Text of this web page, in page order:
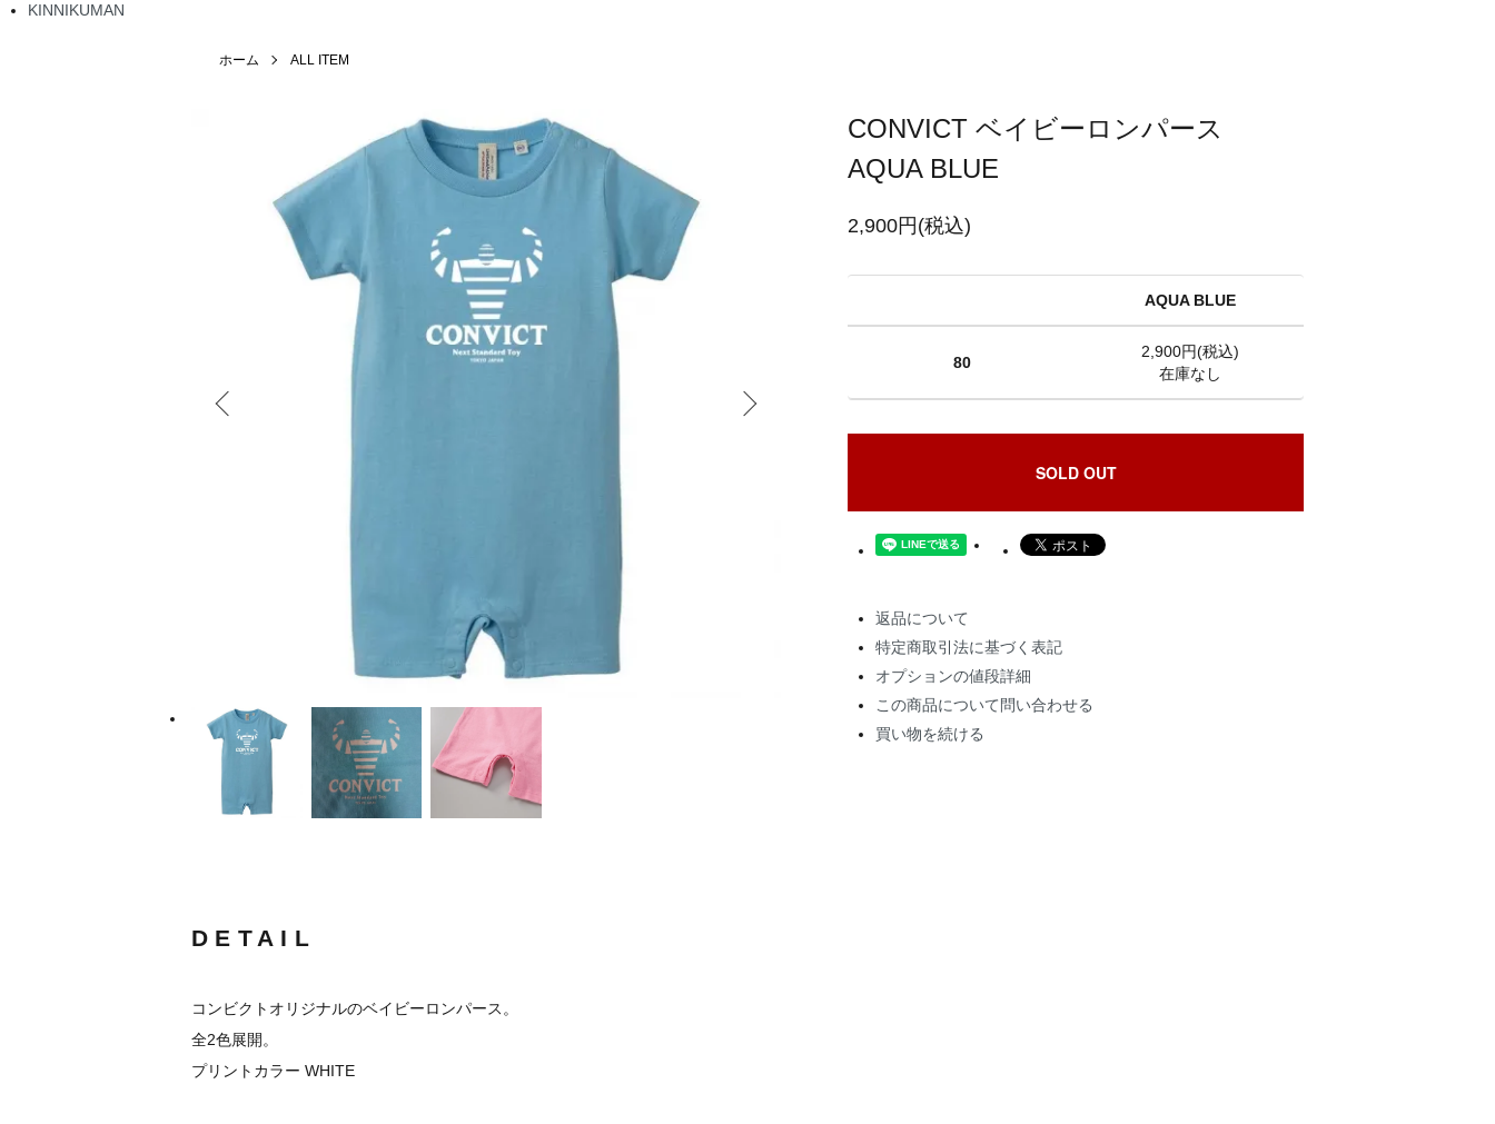
KINNIKUMAN
ホーム ALL ITEM
CONVICT ベイビーロンパース
AQUA BLUE
2,900円(税込)
AQUA BLUE
80
2,900円(税込)
在庫なし
SOLD OUT
返品について
特定商取引法に基づく表記
オプションの値段詳細
この商品について問い合わせる
買い物を続ける
DETAIL
コンビクトオリジナルのベイビーロンパース。
全2色展開。
プリントカラー WHITE